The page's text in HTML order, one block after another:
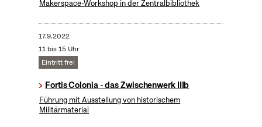
Makerspace-Workshop in der Zentralbibliothek
17.9.2022
11 bis 15 Uhr
Eintritt frei
Fortis Colonia - das Zwischenwerk IIIb
Führung mit Ausstellung von historischem
Militärmaterial